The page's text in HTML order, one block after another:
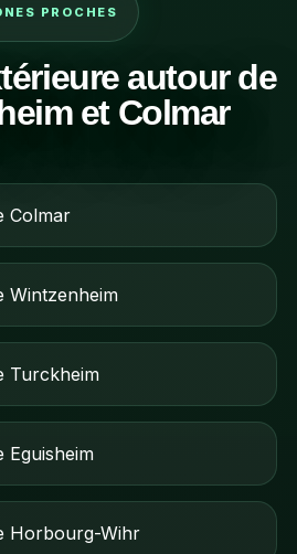
PROCHES
autour de
et Colmar
Colmar
Wintzenheim
Turckheim
Eguisheim
Horbourg-Wihr